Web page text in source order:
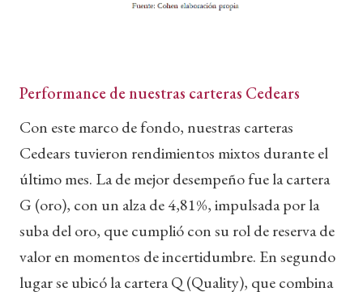
Performance de nuestras carteras Cedears
Con este marco de fondo, nuestras carteras
Cedears tuvieron rendimientos mixtos durante el
último mes. La de mejor desempeño fue la cartera
G (oro), con un alza de 4,81%, impulsada por la
suba del oro, que cumplió con su rol de reserva de
valor en momentos de incertidumbre. En segundo
lugar se ubicó la cartera Q (Quality), que combina